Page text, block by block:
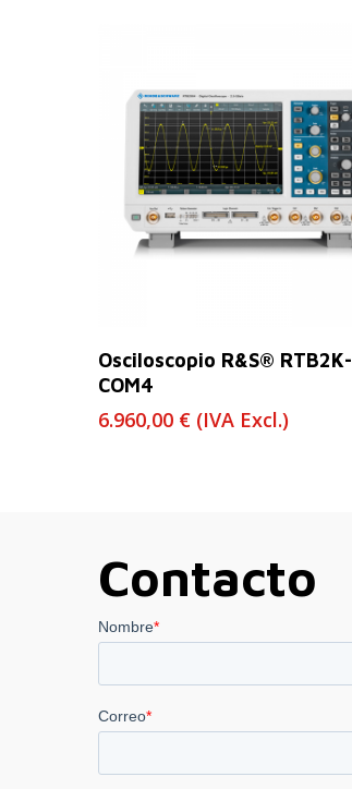
Leer Más
Osciloscopio R&S® RTB2K-
COM4
6.960,00 € (IVA Excl.)
Contacto